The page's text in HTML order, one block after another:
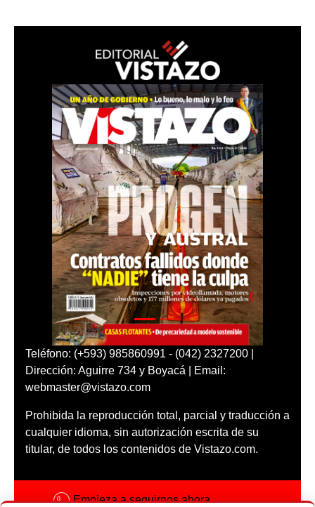
Teléfono: (+593) 985860991 - (042) 2327200 |
Dirección: Aguirre 734 y Boyacá | Email:
webmaster@vistazo.com
Prohibida la reproducción total, parcial y traducción a
cualquier idioma, sin autorización escrita de su
titular, de todos los contenidos de Vistazo.com.
Empieza a seguirnos ahora